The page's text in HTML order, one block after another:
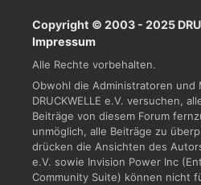
Copyright © 2003 - 2025
Impressum
Alle Rechte vorbehalten.
Obwohl die Administratoren und
DRUCKWELLE e.V. versuchen,
Beiträge von diesem Forum
unmöglich, alle Beiträge zu
drücken die Ansichten des
e.V. sowie Invision Power Inc
Community Suite) können nicht